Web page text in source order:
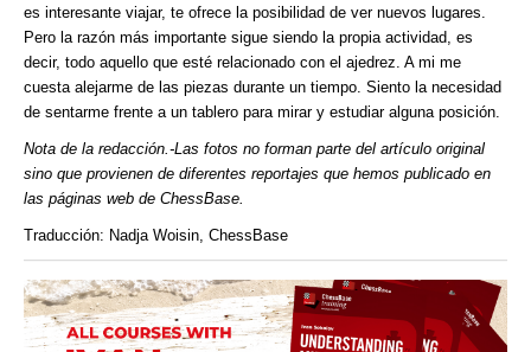
es interesante viajar, te ofrece la posibilidad de ver nuevos lugares.
Pero la razón más importante sigue siendo la propia actividad, es
decir, todo aquello que esté relacionado con el ajedrez. A mi me
cuesta alejarme de las piezas durante un tiempo. Siento la necesidad
de sentarme frente a un tablero para mirar y estudiar alguna posición.
Nota de la redacción.-Las fotos no forman parte del artículo original
sino que provienen de diferentes reportajes que hemos publicado en
las páginas web de ChessBase.
Traducción: Nadja Woisin, ChessBase